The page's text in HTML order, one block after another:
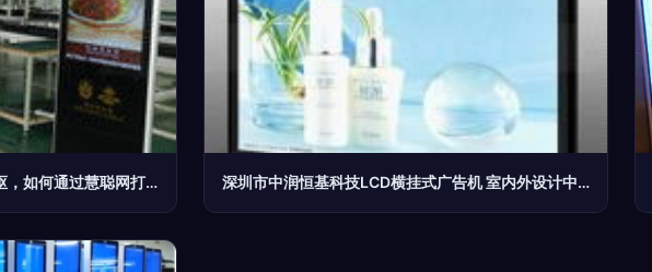
数码海报机 商业展示的信息中枢，如何通过慧聪网打造完美可视化方案 深圳市中润恒基科技LCD横挂式广告机 室内外设计中的智能媒体展现